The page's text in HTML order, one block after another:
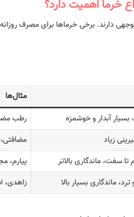
خرما اهمیت دارد؟
دارند. برخی خرماها برای مصرف
مثال‌ها
آبدار و خوشمزه
رطب
زیاد
سفت، ماندگاری بالاتر
پیارم،
ماندگاری بسیار بالا زاهدی،